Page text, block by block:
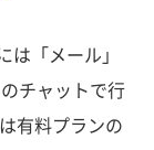
は「メール」
チャットで行
有料プランの